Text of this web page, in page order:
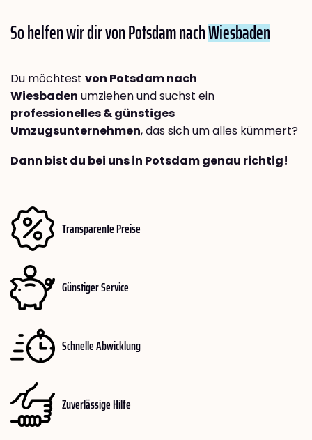
So helfen wir dir von Potsdam nachWiesbaden
Du möchtest von Potsdam nach
Wiesbaden umziehen und suchst ein
professionelles & günstiges
Umzugsunternehmen, das sich um alles kümmert?
Dann bist du bei uns in Potsdam genau richtig!
Transparente Preise
Günstiger Service
Schnelle Abwicklung
Zuverlässige Hilfe